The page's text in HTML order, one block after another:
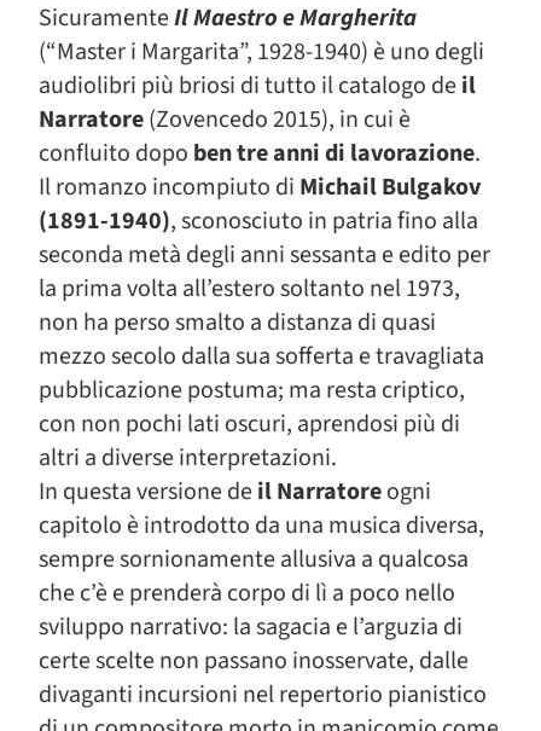
SicuramenteIl Maestro e Margherita
(“Master i Margarita”, 1928-1940) è uno degli
audiolibri più briosi di tutto il catalogo deil
Narratore(Zovencedo 2015), in cui è
confluito dopo ben tre anni di lavorazione.
Il romanzo incompiuto di Michail Bulgakov
(1891-1940), sconosciuto in patria fino alla
seconda metà degli anni sessanta e edito per
la prima volta all’estero soltanto nel 1973,
non ha perso smalto a distanza di quasi
mezzo secolo dalla sua sofferta e travagliata
pubblicazione postuma; ma resta criptico,
con non pochi lati oscuri, aprendosi più di
altri a diverse interpretazioni.
In questa versione deil Narratoreogni
capitolo è introdotto da una musica diversa,
sempre sornionamente allusiva a qualcosa
che c’è e prenderà corpo di lì a poco nello
sviluppo narrativo: la sagacia e l’arguzia di
certe scelte non passano inosservate, dalle
divaganti incursioni nel repertorio pianistico